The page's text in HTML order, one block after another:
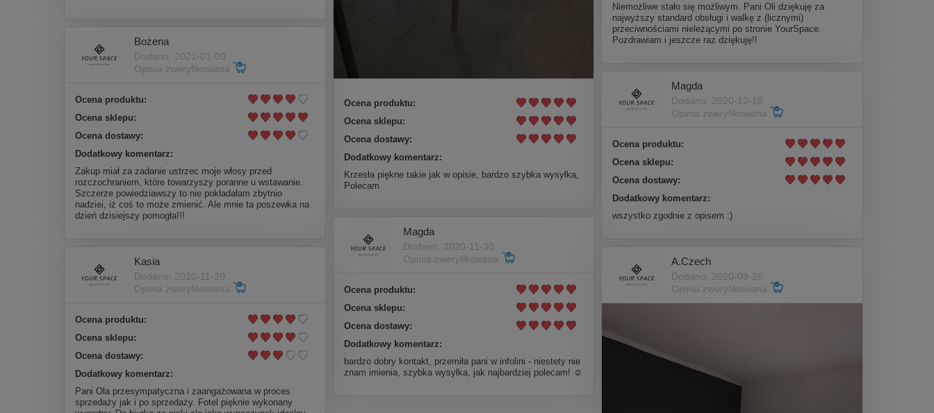
Ocena produktu:
Ocena sklepu:
Ocena dostawy:
Dodatkowy komentarz:
Krzesła piękne takie jak w opisie, bardzo szybka wysyłka,
Polecam
Niemożliwe stało się możliwym. Pani Oli dziękuję za
najwyższy standard obsługi i walkę z (licznymi)
przeciwnościami nieleżącymi po stronie YourSpace.
Pozdrawiam i jeszcze raz dziękuję!!
Bożena
Dodano: 2021-01-09
Opinia zweryfikowana
Ocena produktu:
Ocena sklepu:
Ocena dostawy:
Dodatkowy komentarz:
Zakup miał za zadanie ustrzec moje włosy przed
rozczochraniem, które towarzyszy poranne u wstawanie.
Szczerze powiedziawszy to nie pokładałam zbytnio
nadziei, iż coś to może zmienić. Ale mnie ta poszewka na
dzień dzisiejszy pomogła!!!
Magda
Dodano: 2020-12-18
Opinia zweryfikowana
Ocena produktu:
Ocena sklepu:
Ocena dostawy:
Dodatkowy komentarz:
wszystko zgodnie z opisem :)
Magda
Dodano: 2020-11-30
Opinia zweryfikowana
Ocena produktu:
Ocena sklepu:
Ocena dostawy:
Dodatkowy komentarz:
bardzo dobry kontakt, przemiła pani w infolini - niestety nie
znam imienia, szybka wysyłka, jak najbardziej polecam! ☺️
Kasia
Dodano: 2020-11-20
Opinia zweryfikowana
Ocena produktu:
Ocena sklepu:
Ocena dostawy:
Dodatkowy komentarz:
Pani Ola przesympatyczna i zaangażowana w proces
sprzedaży jak i po sprzedaży. Fotel pięknie wykonany
A.Czech
Dodano: 2020-09-26
Opinia zweryfikowana